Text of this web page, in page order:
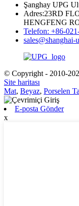
Şanghay UPG
Adres:23RD
HENGFENG
Telefon: +86-
sales@shanghai-
© Copyright - 2010-
Site haritası
Mat, Beyaz, Porselen
E-posta Gönder
x